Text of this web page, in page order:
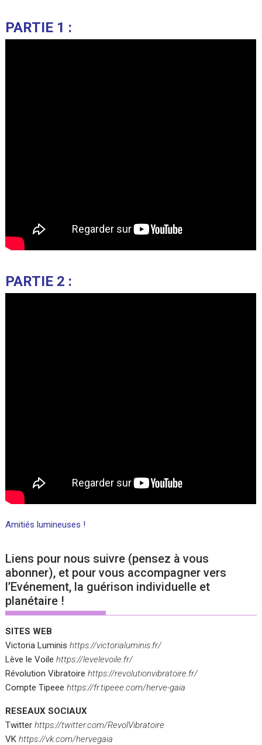
PARTIE 1 :
PARTIE 2 :
Amitiés lumineuses !
Liens pour nous suivre (pensez à vous
abonner), et pour vous accompagner vers
l’Evénement, la guérison individuelle et
planétaire !
SITES WEB
Victoria Luminishttps://victorialuminis.fr/
Lève le Voilehttps://levelevoile.fr/
Révolution Vibratoirehttps://revolutionvibratoire.fr/
Compte Tipeeehttps://fr.tipeee.com/herve-gaia
RESEAUX SOCIAUX
Twitterhttps://twitter.com/RevolVibratoire
VKhttps://vk.com/hervegaia